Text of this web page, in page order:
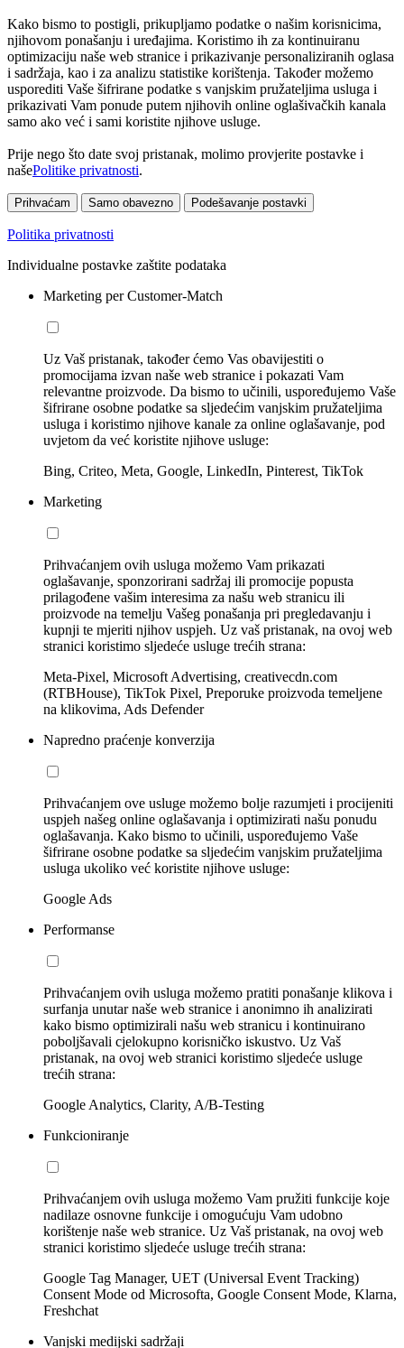
Kako bismo to postigli, prikupljamo podatke o našim korisnicima,
njihovom ponašanju i uređajima. Koristimo ih za kontinuiranu
optimizaciju naše web stranice i prikazivanje personaliziranih oglasa
i sadržaja, kao i za analizu statistike korištenja. Također možemo
usporediti Vaše šifrirane podatke s vanjskim pružateljima usluga i
prikazivati Vam ponude putem njihovih online oglašivačkih kanala
samo ako već i sami koristite njihove usluge.
Prije nego što date svoj pristanak, molimo provjerite postavke i
našePolitike privatnosti.
Prihvaćam Samo obavezno Podešavanje postavki
Politika privatnosti
Individualne postavke zaštite podataka
Marketing per Customer-Match
Uz Vaš pristanak, također ćemo Vas obavijestiti o
promocijama izvan naše web stranice i pokazati Vam
relevantne proizvode. Da bismo to učinili, uspoređujemo Vaše
šifrirane osobne podatke sa sljedećim vanjskim pružateljima
usluga i koristimo njihove kanale za online oglašavanje, pod
uvjetom da već koristite njihove usluge:
Bing, Criteo, Meta, Google, LinkedIn, Pinterest, TikTok
Marketing
Prihvaćanjem ovih usluga možemo Vam prikazati
oglašavanje, sponzorirani sadržaj ili promocije popusta
prilagođene vašim interesima za našu web stranicu ili
proizvode na temelju Vašeg ponašanja pri pregledavanju i
kupnji te mjeriti njihov uspjeh. Uz vaš pristanak, na ovoj web
stranici koristimo sljedeće usluge trećih strana:
Meta-Pixel, Microsoft Advertising, creativecdn.com
(RTBHouse), TikTok Pixel, Preporuke proizvoda temeljene
na klikovima, Ads Defender
Napredno praćenje konverzija
Prihvaćanjem ove usluge možemo bolje razumjeti i procijeniti
uspjeh našeg online oglašavanja i optimizirati našu ponudu
oglašavanja. Kako bismo to učinili, uspoređujemo Vaše
šifrirane osobne podatke sa sljedećim vanjskim pružateljima
usluga ukoliko već koristite njihove usluge:
Google Ads
Performanse
Prihvaćanjem ovih usluga možemo pratiti ponašanje klikova i
surfanja unutar naše web stranice i anonimno ih analizirati
kako bismo optimizirali našu web stranicu i kontinuirano
poboljšavali cjelokupno korisničko iskustvo. Uz Vaš
pristanak, na ovoj web stranici koristimo sljedeće usluge
trećih strana:
Google Analytics, Clarity, A/B-Testing
Funkcioniranje
Prihvaćanjem ovih usluga možemo Vam pružiti funkcije koje
nadilaze osnovne funkcije i omogućuju Vam udobno
korištenje naše web stranice. Uz Vaš pristanak, na ovoj web
stranici koristimo sljedeće usluge trećih strana:
Google Tag Manager, UET (Universal Event Tracking)
Consent Mode od Microsofta, Google Consent Mode, Klarna,
Freshchat
Vanjski medijski sadržaji